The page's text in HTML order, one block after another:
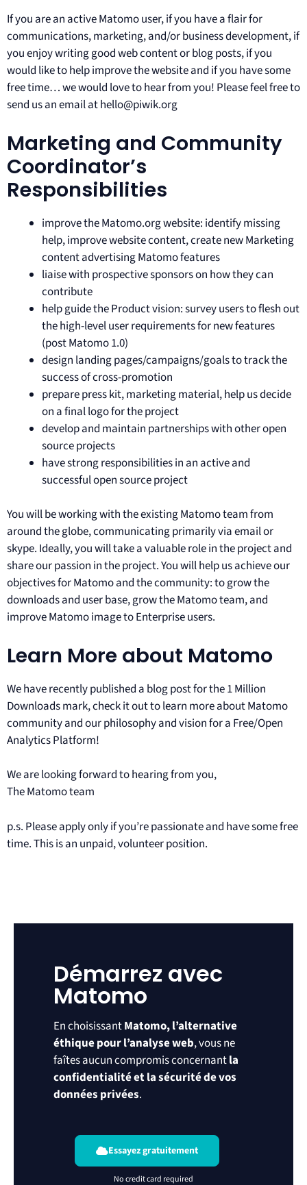
If you are an active Matomo user, if you have a flair for
communications, marketing, and/or business development, if
you enjoy writing good web content or blog posts, if you
would like to help improve the website and if you have some
free time… we would love to hear from you! Please feel free to
send us an email at hello@piwik.org
Marketing and Community
Coordinator’s
Responsibilities
improve the Matomo.org website: identify missing
help, improve website content, create new Marketing
content advertising Matomo features
liaise with prospective sponsors on how they can
contribute
help guide the Product vision: survey users to flesh out
the high-level user requirements for new features
(post Matomo 1.0)
design landing pages/campaigns/goals to track the
success of cross-promotion
prepare press kit, marketing material, help us decide
on a final logo for the project
develop and maintain partnerships with other open
source projects
have strong responsibilities in an active and
successful open source project
You will be working with the existing Matomo team from
around the globe, communicating primarily via email or
skype. Ideally, you will take a valuable role in the project and
share our passion in the project. You will help us achieve our
objectives for Matomo and the community: to grow the
downloads and user base, grow the Matomo team, and
improve Matomo image to Enterprise users.
Learn More about Matomo
We have recently published a blog post for the 1 Million
Downloads mark, check it out to learn more about Matomo
community and our philosophy and vision for a Free/Open
Analytics Platform!
We are looking forward to hearing from you,
The Matomo team
p.s. Please apply only if you’re passionate and have some free
time. This is an unpaid, volunteer position.
Démarrez avec
Matomo
En choisissantMatomo, l’alternative
éthique pour l’analyse web, vous ne
faîtes aucun compromis concernantla
confidentialité et la sécurité de vos
données privées.
Essayez gratuitement